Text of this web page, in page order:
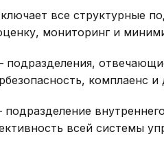
все структурные
мониторинг и
подразделения,
комплаенс
подразделение
всей системы